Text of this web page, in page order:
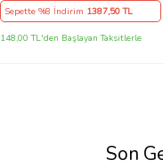
Sepette %8 İndirim 1387,50 TL
148,00 TL'den Başlayan Taksitlerle
Son